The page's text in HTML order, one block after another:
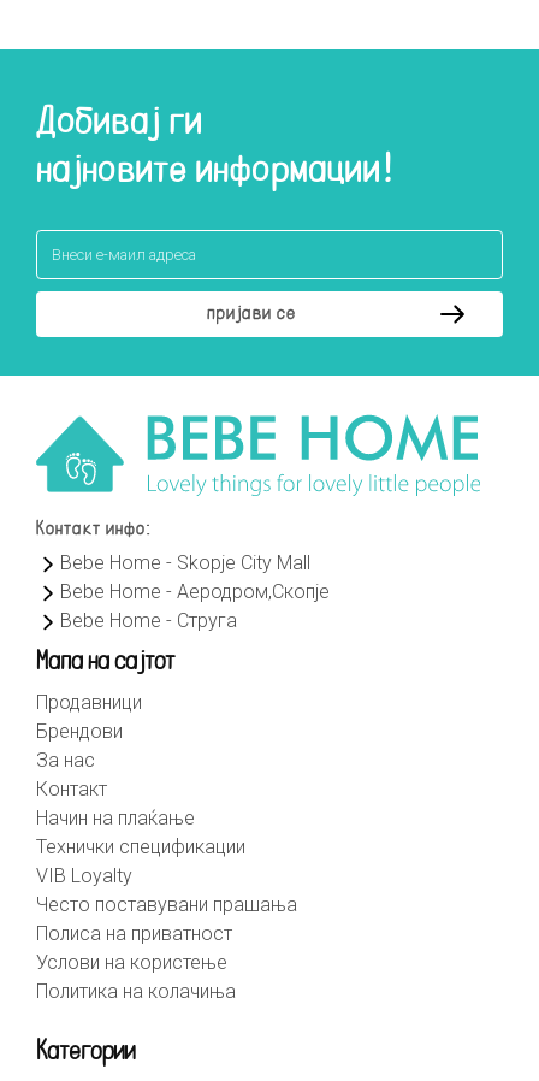
Добивај ги
најновите информации!
Контакт инфо:
Bebe Home - Skopje City Mall
Bebe Home - Аеродром,Скопје
Bebe Home - Струга
Мапа на сајтот
Продавници
Брендови
За нас
Контакт
Начин на плаќање
Технички спецификации
VIB Loyalty
Често поставувани прашања
Полиса на приватност
Услови на користење
Политика на колачиња
Категории